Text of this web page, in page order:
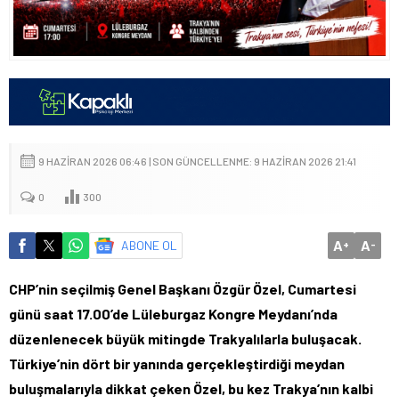
9 HAZIRAN 2026 06:46 | SON GÜNCELLENME: 9 HAZIRAN 2026 21:41
0 300
ABONE OL A+ A-
CHP’nin seçilmiş Genel Başkanı Özgür Özel, Cumartesi
günü saat 17.00’de Lüleburgaz Kongre Meydanı’nda
düzenlenecek büyük mitingde Trakyalılarla buluşacak.
Türkiye’nin dört bir yanında gerçekleştirdiği meydan
buluşmalarıyla dikkat çeken Özel, bu kez Trakya’nın kalbi